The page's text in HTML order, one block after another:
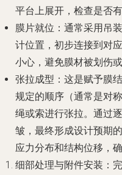
平台上展开，检查是否有
膜片就位：通常采用吊
计位置，初步连接到对
小心，避免膜材被划伤或
张拉成型：这是赋予膜
规定的顺序（通常是对
绳或索进行张拉。通过
皱，最终形成设计预期
应力分布和结构位移，
细部处理与附件安装：